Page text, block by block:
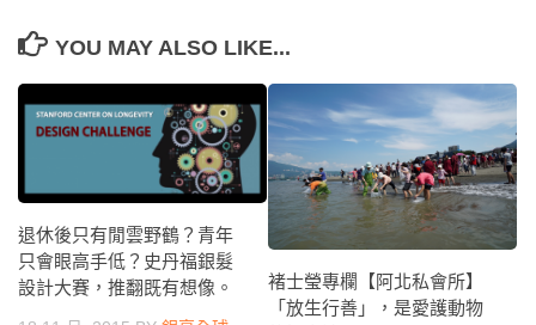
YOU MAY ALSO LIKE...
退休後只有閒雲野鶴？青年
只會眼高手低？史丹福銀髮
設計大賽，推翻既有想像。
褚士瑩專欄【阿北私會所】
「放生行善」，是愛護動物